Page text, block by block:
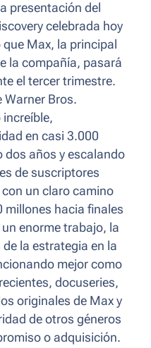
presentación del
celebrada hoy
Max, la principal
la compañía, pasará
el tercer trimestre.
Warner Bros.
increíble,
en casi 3.000
dos años y escalando
de suscriptores
un claro camino
millones hacia finales
enorme trabajo, la
la estrategia en la
mejor como
docuseries,
originales de Max y
de otros géneros
o adquisición.